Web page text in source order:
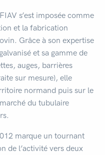
s’est imposée comme
et la fabrication
Grâce à son expertise
et sa gamme de
auges, barrières
sur mesure), elle
normand puis sur le
du tubulaire
marque un tournant
de l’activité vers deux